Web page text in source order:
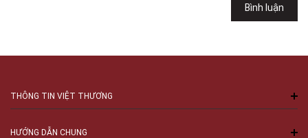
Bình luận
THÔNG TIN VIỆT THƯƠNG
HƯỚNG DẪN CHUNG